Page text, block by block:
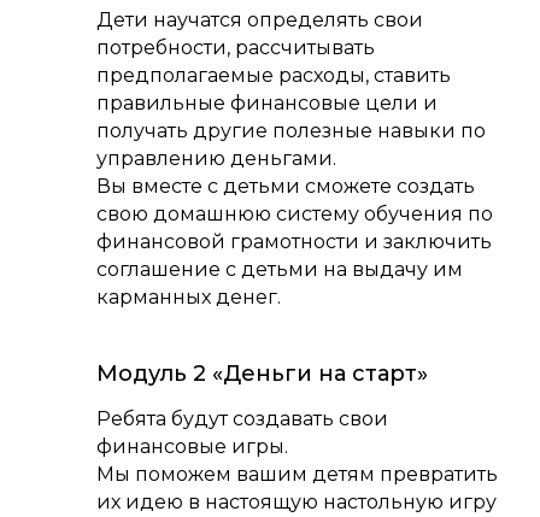
Дети научатся определять свои
потребности, рассчитывать
предполагаемые расходы, ставить
правильные финансовые цели и
получать другие полезные навыки по
управлению деньгами.
Вы вместе с детьми сможете создать
свою домашнюю систему обучения по
финансовой грамотности и заключить
соглашение с детьми на выдачу им
карманных денег.
Модуль 2 «Деньги на старт»
Ребята будут создавать свои
финансовые игры.
Мы поможем вашим детям превратить
их идею в настоящую настольную игру